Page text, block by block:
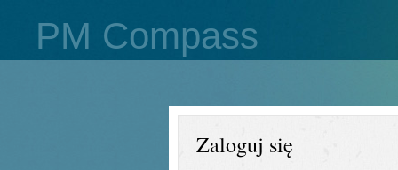
PM Compass
Zaloguj się